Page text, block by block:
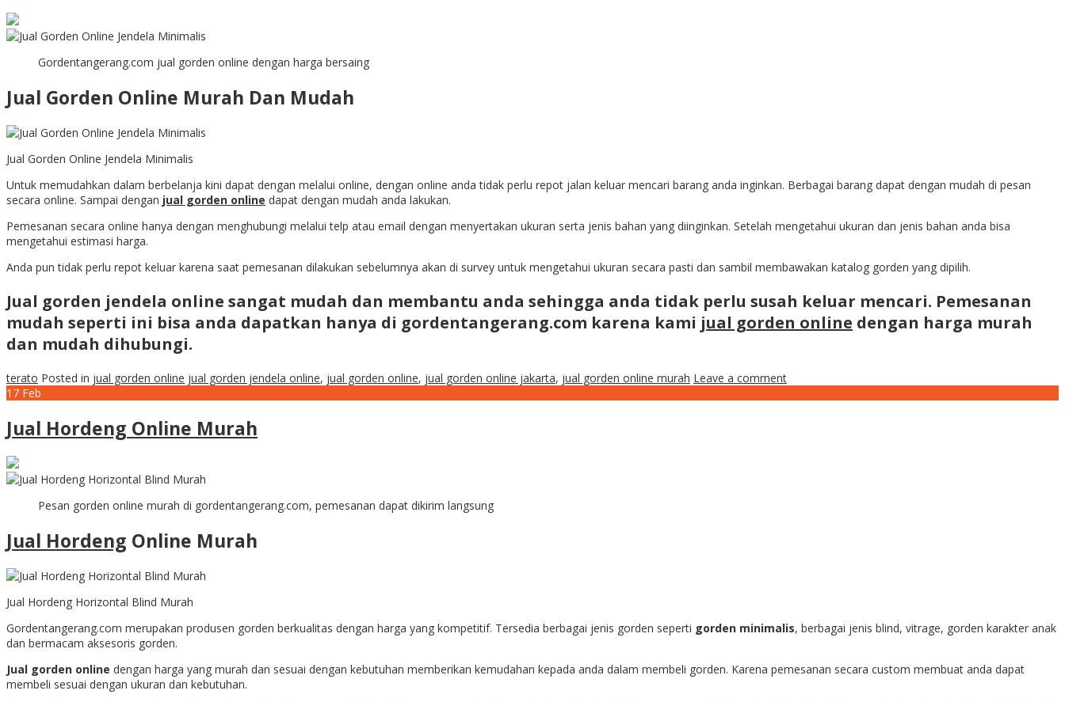
Gordentangerang.com jual gorden online dengan harga bersaing
Jual Gorden Online Murah Dan Mudah
Jual Gorden Online Jendela Minimalis
Untuk memudahkan dalam berbelanja kini dapat dengan melalui online, dengan online anda tidak perlu repot jalan keluar mencari barang anda inginkan. Berbagai barang dapat dengan mudah di pesan
secara online. Sampai dengan jual gorden online dapat dengan mudah anda lakukan.
Pemesanan secara online hanya dengan menghubungi melalui telp atau email dengan menyertakan ukuran serta jenis bahan yang diinginkan. Setelah mengetahui ukuran dan jenis bahan anda bisa
mengetahui estimasi harga.
Anda pun tidak perlu repot keluar karena saat pemesanan dilakukan sebelumnya akan di survey untuk mengetahui ukuran secara pasti dan sambil membawakan katalog gorden yang dipilih.
Jual gorden jendela online sangat mudah dan membantu anda sehingga anda tidak perlu susah keluar mencari. Pemesanan
mudah seperti ini bisa anda dapatkan hanya di gordentangerang.com karena kami jual gorden online dengan harga murah
dan mudah dihubungi.
terato Posted in jual gorden online jual gorden jendela online, jual gorden online, jual gorden online jakarta, jual gorden online murah Leave a comment
17 Feb
Jual Hordeng Online Murah
Pesan gorden online murah di gordentangerang.com, pemesanan dapat dikirim langsung
Jual Hordeng Online Murah
Jual Hordeng Horizontal Blind Murah
Gordentangerang.com merupakan produsen gorden berkualitas dengan harga yang kompetitif. Tersedia berbagai jenis gorden seperti gorden minimalis, berbagai jenis blind, vitrage, gorden karakter anak
dan bermacam aksesoris gorden.
Jual gorden online dengan harga yang murah dan sesuai dengan kebutuhan memberikan kemudahan kepada anda dalam membeli gorden. Karena pemesanan secara custom membuat anda dapat
membeli sesuai dengan ukuran dan kebutuhan.